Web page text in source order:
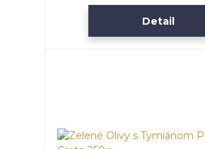
Detail